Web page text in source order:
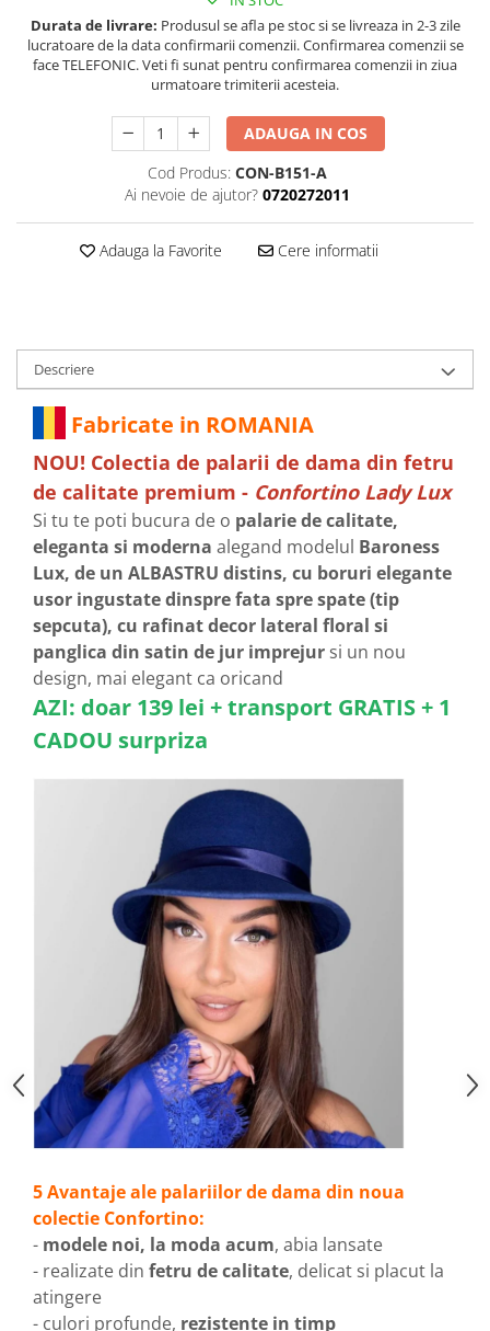
Durata de livrare: Produsul se afla pe stoc si se livreaza in 2-3 zile
lucratoare de la data confirmarii comenzii. Confirmarea comenzii se
face TELEFONIC. Veti fi sunat pentru confirmarea comenzii in ziua
urmatoare trimiterii acesteia.
ADAUGA IN COS
Cod Produs: CON-B151-A
Ai nevoie de ajutor? 0720272011
Adauga la Favorite Cere informatii
Descriere
Fabricate in ROMANIA
NOU! Colectia de palarii de dama din fetru
de calitate premium - Confortino Lady Lux
Si tu te poti bucura de o palarie de calitate,
eleganta si moderna alegand modelul Baroness
Lux, de un ALBASTRU distins, cu boruri elegante
usor ingustate dinspre fata spre spate (tip
sepcuta), cu rafinat decor lateral floral si
panglica din satin de jur imprejur si un nou
design, mai elegant ca oricand
AZI: doar 139 lei + transport GRATIS + 1
CADOU surpriza
5 Avantaje ale palariilor de dama din noua
colectie Confortino:
- modele noi, la moda acum, abia lansate
- realizate din fetru de calitate, delicat si placut la
atingere
- culori profunde, rezistente in timp